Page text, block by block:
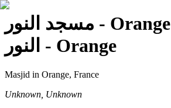
مسجد النور - Orange
النور - Orange
Masjid in Orange, France
Unknown, Unknown